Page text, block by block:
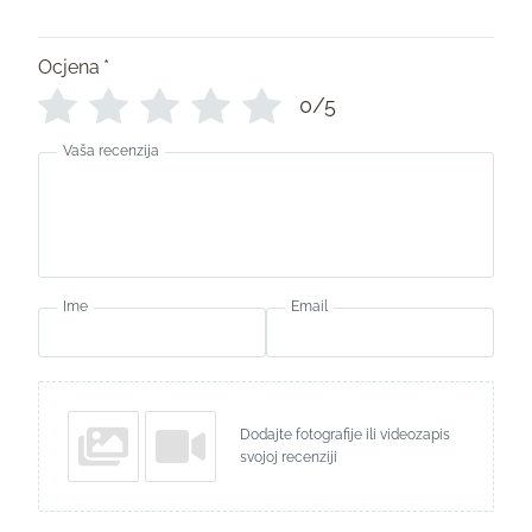
Ocjena *
0/5
Vaša recenzija
Ime Email
Dodajte fotografije ili videozapis
svojoj recenziji